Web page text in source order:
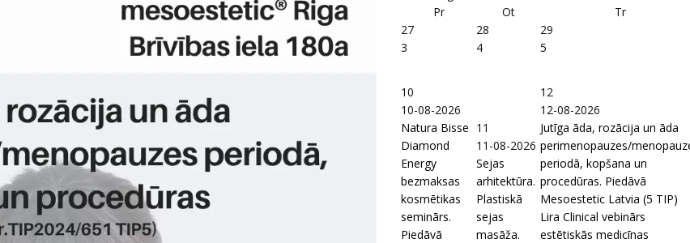
Pr
Ot
Tr
27
28
29
3
4 5
10
10-08-2026
Natura Bisse
Diamond
Energy
bezmaksas
kosmētikas
seminārs.
Piedāvā
11
11-08-2026
Sejas
arhitektūra.
Plastiskā
sejas
masāža.
12
12-08-2026
Jutīga āda, rozācija un āda
perimenopauzes/
periodā, kopšana un
procedūras. Piedāvā
Mesoestetic Latvia (5 TIP)
Lira Clinical vebinārs
estētiskās medicīnas